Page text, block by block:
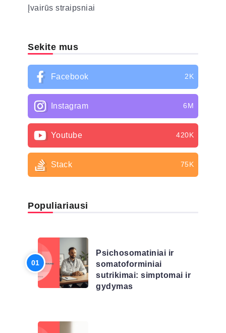
Įvairūs straipsniai
Sekite mus
Facebook 2K
Instagram 6M
Youtube 420K
Stack 75K
Populiariausi
Psichosomatiniai ir
somatoforminiai
sutrikimai: simptomai ir
gydymas